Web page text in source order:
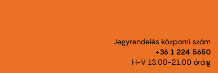
Jegyrendelés központi szám
+36 1 224 5650
H-V 13.00-21.00 óráig